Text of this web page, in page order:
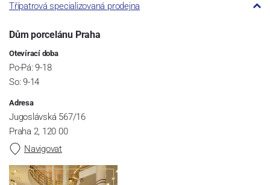
Třípatrová specializovaná prodejna
Dům porcelánu Praha
Otevírací doba
Po-Pá: 9-18
So: 9-14
Adresa
Jugoslávská 567/16
Praha 2, 120 00
Navigovat